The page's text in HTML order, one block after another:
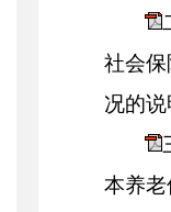
社会
况的说
本养